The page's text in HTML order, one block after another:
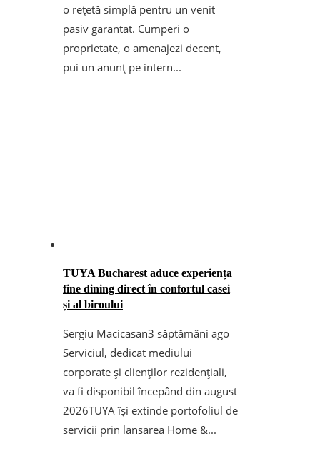
o rețetă simplă pentru un venit
pasiv garantat. Cumperi o
proprietate, o amenajezi decent,
pui un anunț pe intern...
TUYA Bucharest aduce experiența
fine dining direct în confortul casei
și al biroului
Sergiu Macicasan3 săptămâni ago
Serviciul, dedicat mediului
corporate și clienților rezidențiali,
va fi disponibil începând din august
2026TUYA își extinde portofoliul de
servicii prin lansarea Home &...